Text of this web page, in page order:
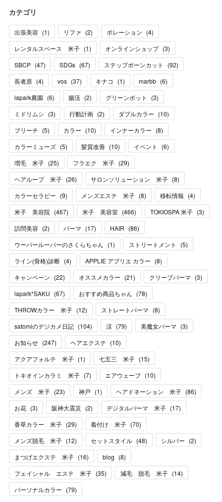
カテゴリ
出張美容 (1) リファ (2) ポレーション (4)
レンタルスペース 米子 (1) オンラインショップ (3)
SBCP (47) SDGs (67) ステップボーンカット (92)
長者原 (4) vos (37) キナコ (1) marbb (6)
lapark農園 (6) 腸活 (2) グリーンポット (3)
ミドリムシ (3) 行動計画 (2) ダブルカラー (10)
ブリーチ (5) カラー (10) インナーカラー (8)
カラーミューズ (5) 髪質改善 (10) イベント (6)
増毛 米子 (25) フラエク 米子 (29)
ヘアループ 米子 (26) サロンソリューション 米子 (8)
カラーセラピー (9) メンズエステ 米子 (8) 移転情報 (4)
米子 美容院 (467) 米子 美容室 (466) TOKIOSPA 米子 (3)
訪問美容 (2) パーマ (17) HAIR (86)
ウーパールーパーのさくらちゃん (1) ストリートメント (5)
ライン(骨格)診断 (4) APPLIE アプリエ カラー (8)
キャンペーン (22) オススメカラー (21) クリープパーマ (3)
lapark*SAKU (67) おすすめ商品ちゃん (78)
THROWカラー 米子 (12) ストレートパーマ (8)
satomiのデジカメ日記 (104) 涼 (79) 美魔女パーマ (3)
お知らせ (247) ヘアエクステ (10)
アクアフォルテ 米子 (1) 七五三 米子 (15)
トキオインカラミ 米子 (7) エアウェーブ (10)
メンズ 米子 (23) 神戸 (1) ヘアドネーション 米子 (86)
お花 (3) 阪神大震災 (2) デジタルパーマ 米子 (17)
香草カラー 米子 (29) 着付け 米子 (70)
メンズ脱毛 米子 (12) セットスタイル (48) シルバー (2)
まつげエクステ 米子 (16) blog (8)
フェイシャル エステ 米子 (35) 減毛 脱毛 米子 (14)
パーソナルカラー (79)